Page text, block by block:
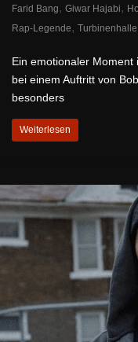
Farid Bang, Giwar Hajabi,
Rap-Legende, Turbinenhalle
Ein emotionaler
bei einem Auftritt von
besonders
Weiterlesen